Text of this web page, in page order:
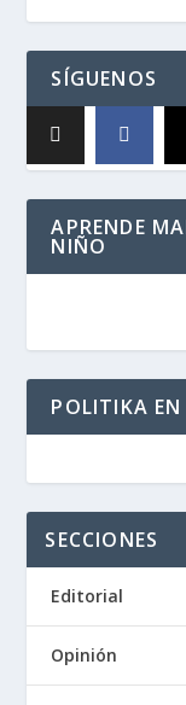
SÍGUENOS
APRENDE
NIÑO
POLITIKA EN
SECCIONES
Editorial
Opinión